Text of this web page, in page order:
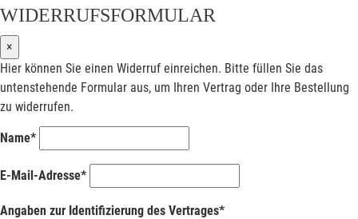
WIDERRUFSFORMULAR
×
Hier können Sie einen Widerruf einreichen. Bitte füllen Sie das
untenstehende Formular aus, um Ihren Vertrag oder Ihre Bestellung
zu widerrufen.
Name*
E-Mail-Adresse*
Angaben zur Identifizierung des Vertrages*